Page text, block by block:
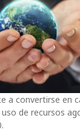
a convertirse en
de recursos